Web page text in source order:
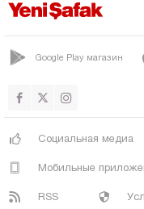
Коджаэли
Малатья
Google Play магазин
Социальная медиа
Мобильные
RSS